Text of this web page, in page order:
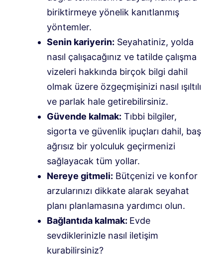
biriktirmeye yönelik kanıtlanmış
yöntemler.
Senin kariyerin: Seyahatiniz, yolda
nasıl çalışacağınız ve tatilde çalışma
vizeleri hakkında birçok bilgi dahil
olmak üzere özgeçmişinizi nasıl ışıltılı
ve parlak hale getirebilirsiniz.
Güvende kalmak: Tıbbi bilgiler,
sigorta ve güvenlik ipuçları dahil, baş
ağrısız bir yolculuk geçirmenizi
sağlayacak tüm yollar.
Nereye gitmeli: Bütçenizi ve konfor
arzularınızı dikkate alarak seyahat
planı planlamasına yardımcı olun.
Bağlantıda kalmak: Evde
sevdiklerinizle nasıl iletişim
kurabilirsiniz?